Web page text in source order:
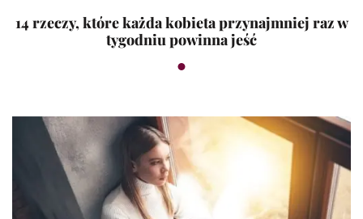
14 rzeczy, które każda kobieta przynajmniej raz w
tygodniu powinna jeść